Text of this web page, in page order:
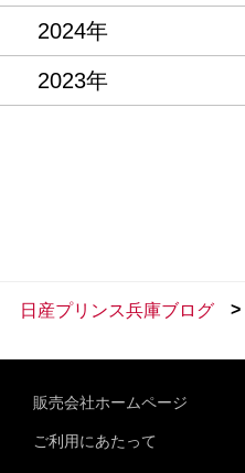
2024年
2023年
日産プリンス兵庫ブログ >
販売会社ホームページ
ご利用にあたって